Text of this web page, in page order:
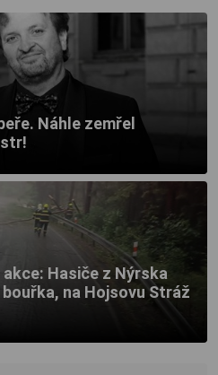
Náhle zemřel
Hasiče z Nýrska
na Hojsovu Stráž